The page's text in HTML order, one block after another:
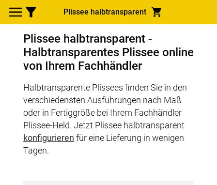
Plissee halbtransparent
Plissee halbtransparent -
Halbtransparentes Plissee online
von Ihrem Fachhändler
Halbtransparente Plissees finden Sie in den
verschiedensten Ausführungen nach Maß
oder in Fertiggröße bei Ihrem Fachhändler
Plissee-Held. Jetzt Plissee halbtransparent
konfigurieren für eine Lieferung in wenigen
Tagen.